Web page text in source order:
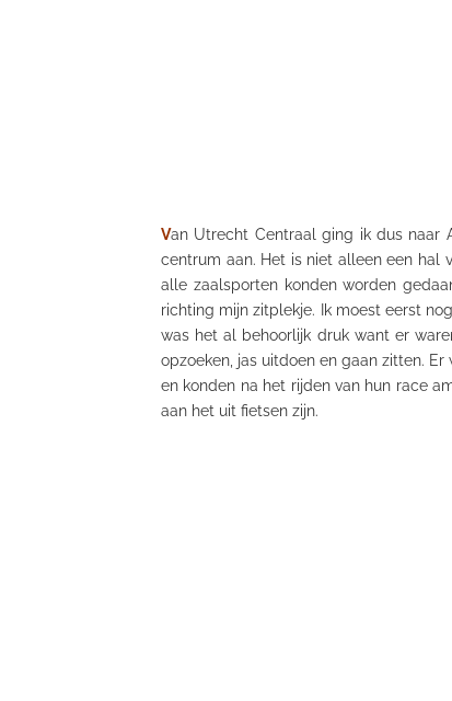
Van Utrecht Centraal ging ik dus naar
centrum aan. Het is niet alleen een hal
alle zaalsporten konden worden
richting mijnzitplekje. Ik moest eerst
was het al behoorlijk druk want er
opzoeken, jas uitdoen en gaan zitten.
en konden na het rijden van hun race
aan het uit fietsen zijn.